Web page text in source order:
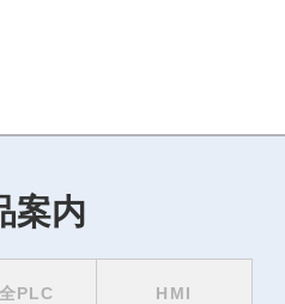
案内
PLC HMI